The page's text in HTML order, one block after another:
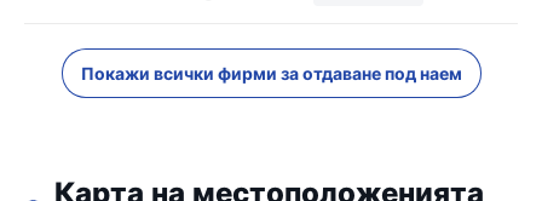
Покажи всички фирми за отдаване под наем
Карта на местоположенията